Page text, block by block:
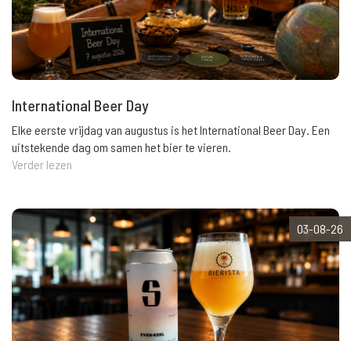
International Beer Day
Elke eerste vrijdag van augustus is het International Beer Day. Een
uitstekende dag om samen het bier te vieren.
Verder lezen
03-08-26